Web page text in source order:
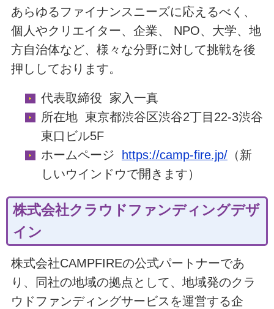
あらゆるファイナンスニーズに応えるべく、
個人やクリエイター、企業、 NPO、大学、地
方自治体など、様々な分野に対して挑戦を後
押ししております。
代表取締役 家入一真
所在地 東京都渋谷区渋谷2丁目22-3渋谷
東口ビル5F
ホームページ
https://camp-fire.jp/（新
しいウインドウで開きます）
株式会社クラウドファンディングデザ
イン
株式会社CAMPFIREの公式パートナーであ
り、同社の地域の拠点として、地域発のクラ
ウドファンディングサービスを運営する企